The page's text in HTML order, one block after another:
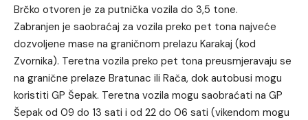
Brčko otvoren je za putnička vozila do 3,5 tone.
Zabranjen je saobraćaj za vozila preko pet tona najveće
dozvoljene mase na graničnom prelazu Karakaj (kod
Zvornika). Teretna vozila preko pet tona preusmjeravaju se
na granične prelaze Bratunac ili Rača, dok autobusi mogu
koristiti GP Šepak. Teretna vozila mogu saobraćati na GP
Šepak od 09 do 13 sati i od 22 do 06 sati (vikendom mogu